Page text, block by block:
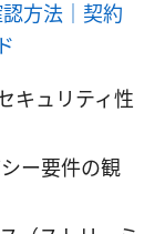
方法｜契約
キュリティ性
ー要件の観